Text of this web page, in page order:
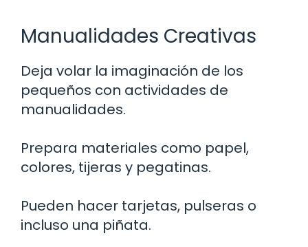
Manualidades Creativas
Deja volar la imaginación de los
pequeños con actividades de
manualidades.
Prepara materiales como papel,
colores, tijeras y pegatinas.
Pueden hacer tarjetas, pulseras o
incluso una piñata.